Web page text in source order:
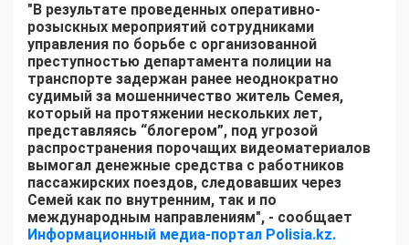
"В результате проведенных оперативно-
розыскных мероприятий сотрудниками
управления по борьбе с организованной
преступностью департамента полиции на
транспорте задержан ранее неоднократно
судимый за мошенничество житель Семея,
который на протяжении нескольких лет,
представляясь “блогером”, под угрозой
распространения порочащих видеоматериалов
вымогал денежные средства с работников
пассажирских поездов, следовавших через
Семей как по внутренним, так и по
международным направлениям", - сообщает
Информационный медиа-портал Polisia.kz.